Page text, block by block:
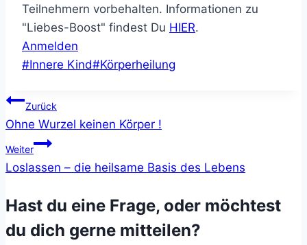
Teilnehmern vorbehalten. Informationen zu
"Liebes-Boost" findest Du HIER.
Anmelden
Schlagworte:
#Innere Kind#Körperheilung
Beitragsnavigation
Zurück
Ohne Wurzel keinen Körper !
Weiter
Loslassen – die heilsame Basis des Lebens
Hast du eine Frage, oder möchtest
du dich gerne mitteilen?